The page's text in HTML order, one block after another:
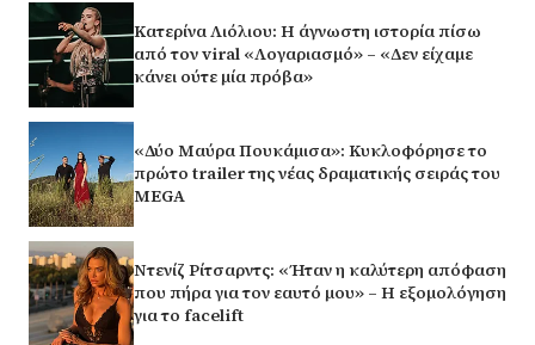
Κατερίνα Λιόλιου: Η άγνωστη ιστορία πίσω
από τον viral «Λογαριασμό» – «Δεν είχαμε
κάνει ούτε μία πρόβα»
«Δύο Μαύρα Πουκάμισα»: Κυκλοφόρησε το
πρώτο trailer της νέας δραματικής σειράς του
MEGA
Ντενίζ Ρίτσαρντς: «Ήταν η καλύτερη απόφαση
που πήρα για τον εαυτό μου» – Η εξομολόγηση
για το facelift